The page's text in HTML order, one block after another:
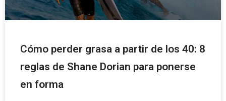
Cómo perder grasa a partir de los 40: 8
reglas de Shane Dorian para ponerse
en forma